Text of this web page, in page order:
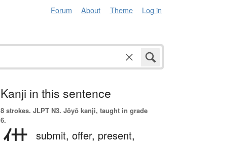
Forum About Theme Log in
Kanji in this sentence
8 strokes. JLPT N3. Jōyō kanji, taught in grade
6.
submit, offer, present,